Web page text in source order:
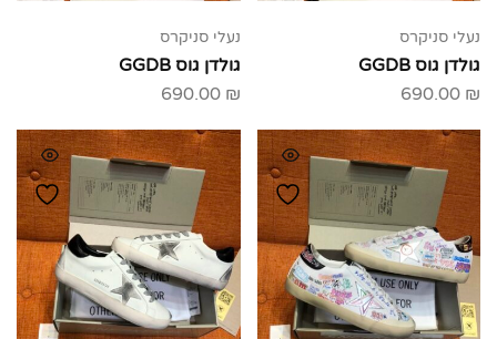
נעלי סניקרס
גולדן גוס GGDB
690.00 ₪
נעלי סניקרס
גולדן גוס GGDB
690.00 ₪